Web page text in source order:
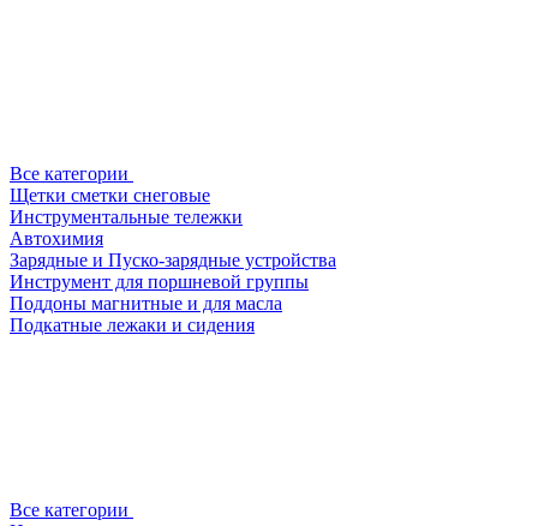
Все категории
Щетки сметки снеговые
Инструментальные тележки
Автохимия
Зарядные и Пуско-зарядные устройства
Инструмент для поршневой группы
Поддоны магнитные и для масла
Подкатные лежаки и сидения
Все категории